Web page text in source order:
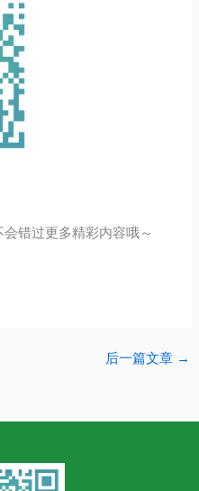
错过更多精彩内容哦～
后一篇文章 →